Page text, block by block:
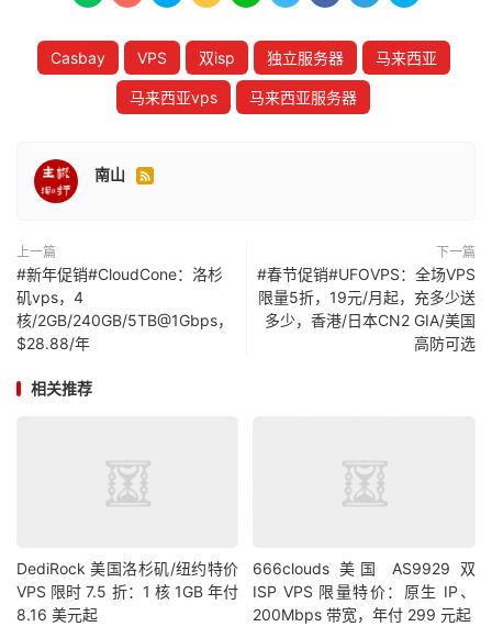
Casbay VPS 双isp 独立服务器 马来西亚
马来西亚vps 马来西亚服务器
南山 
上一篇
#新年促销#CloudCone：洛杉
矶vps，4
核/2GB/240GB/5TB@1Gbps，
$28.88/年
下一篇
#春节促销#UFOVPS：全场VPS
限量5折，19元/月起，充多少送
多少，香港/日本CN2 GIA/美国
高防可选
相关推荐
DediRock 美国洛杉矶/纽约特价
VPS 限时 7.5 折：1 核 1GB 年付
8.16 美元起
666clouds 美国 AS9929 双
ISP VPS 限量特价：原生 IP、
200Mbps 带宽，年付 299 元起